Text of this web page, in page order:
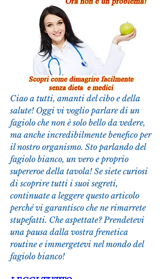
Ciao a tutti, amanti del cibo e della
salute! Oggi vi voglio parlare di un
fagiolo che non è solo bello da vedere,
ma anche incredibilmente benefico per
il nostro organismo. Sto parlando del
fagiolo bianco, un vero e proprio
supereroe della tavola! Se siete curiosi
di scoprire tutti i suoi segreti,
continuate a leggere questo articolo
perché vi garantisco che ne rimarrete
stupefatti. Che aspettate? Prendetevi
una pausa dalla vostra frenetica
routine e immergetevi nel mondo del
fagiolo bianco!